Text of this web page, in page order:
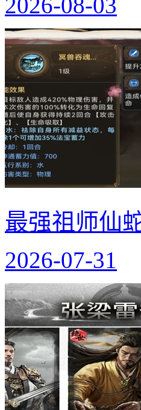
最强祖师仙
2026-07-31